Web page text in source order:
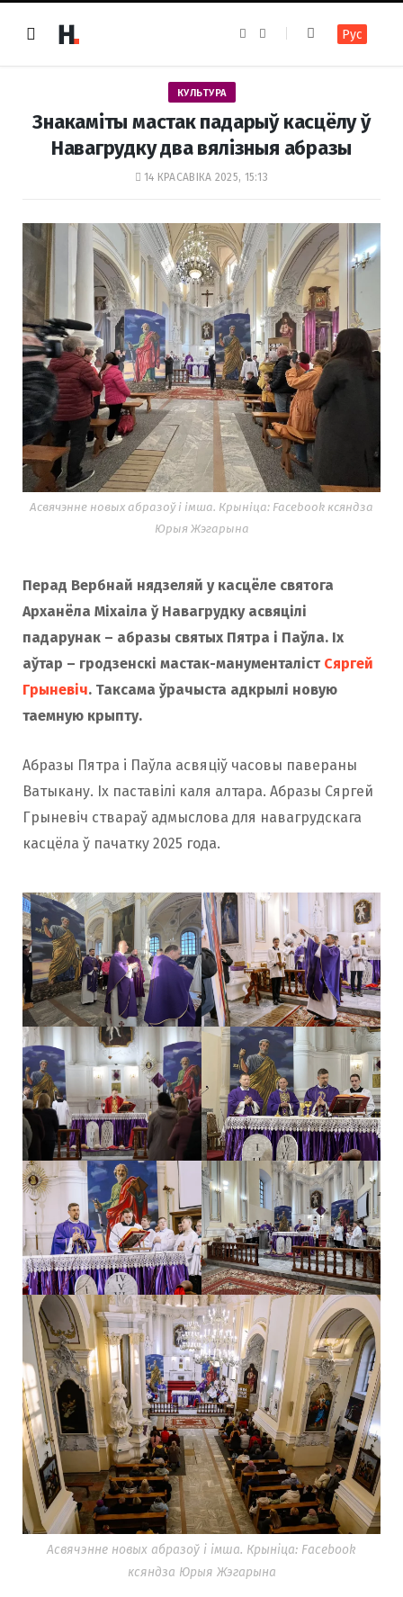
e
k
t
a
m
Рус
КУЛЬТУРА
Знакаміты мастак падарыў касцёлу ў
Навагрудку два вялізныя абразы
14 КРАСАВІКА 2025, 15:13
Асвячэнне новых абразоў і імша. Крыніца: Facebook ксяндза
Юрыя Жэгарына
Перад Вербнай нядзеляй у касцёле святога
Арханёла Міхаіла ў Навагрудку асвяцілі
падарунак – абразы святых Пятра і Паўла. Іх
аўтар – гродзенскі мастак-манументаліст Сяргей
Грыневіч. Таксама ўрачыста адкрылі новую
таемную крыпту.
Абразы Пятра і Паўла асвяціў часовы павераны
Ватыкану. Іх паставілі каля алтара. Абразы Сяргей
Грыневіч ствараў адмыслова для навагрудскага
касцёла ў пачатку 2025 года.
Асвячэнне новых абразоў і імша. Крыніца: Facebook
ксяндза Юрыя Жэгарына